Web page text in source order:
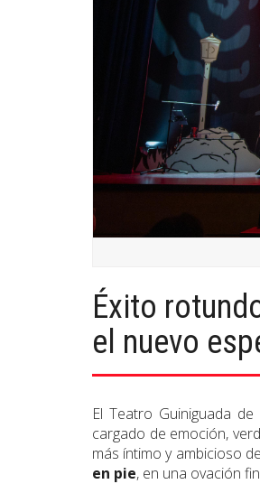
Éxito
el nuevo
El Teatro Guiniguada
cargado de emoción,
más íntimo y ambicioso de
en pie, en una ovación